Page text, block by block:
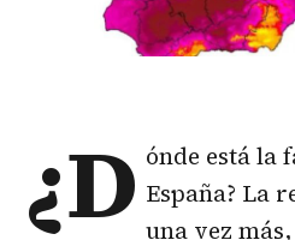
¿D ónde está la
España? La
una vez